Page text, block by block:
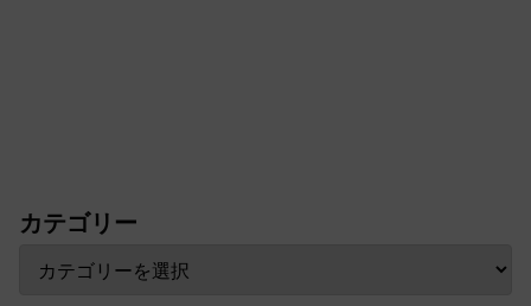
カテゴリー